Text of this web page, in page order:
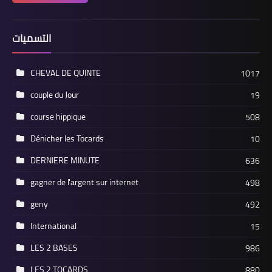
التسميات
CHEVAL DE QUINTE
1017
couple du Jour
19
course hippique
508
Dénicher les Tocards
10
DERNIERE MINUTE
636
gagner de l'argent sur internet
498
geny
492
International
15
LES 2 BASES
986